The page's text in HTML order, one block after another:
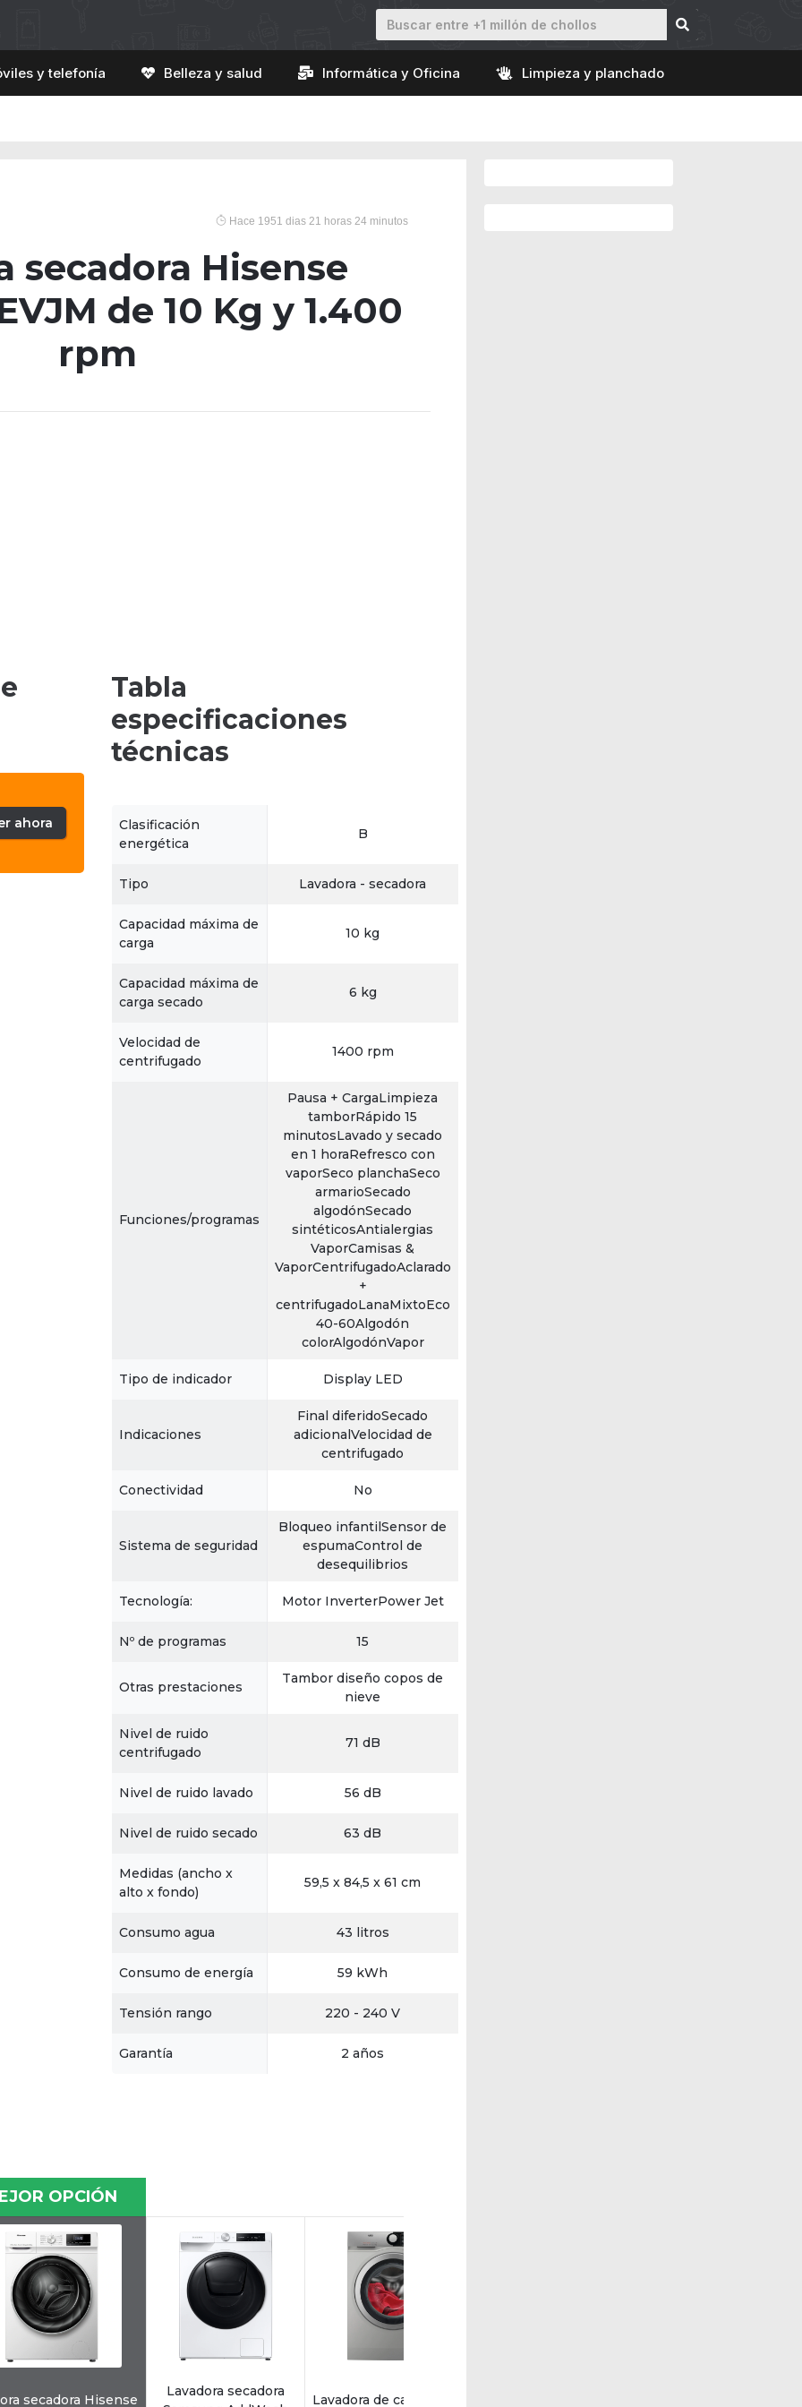
y telefonía Belleza y salud Informática y Oficina Limpieza y planchado
Hace 1951 dias 21 horas 24 minutos
secadora Hisense
de 10 Kg y 1.400
rpm
ahora
Tabla
especificaciones
técnicas
Clasificación
energética
B
Tipo Lavadora - secadora
Capacidad máxima de
carga
10 kg
Capacidad máxima de
carga secado
6 kg
Velocidad de
centrifugado
1400 rpm
Funciones/programas
Pausa + CargaLimpieza
tamborRápido 15
minutosLavado y secado
en 1 horaRefresco con
vaporSeco planchaSeco
armarioSecado
algodónSecado
sintéticosAntialergias
VaporCamisas &
VaporCentrifugadoAclarado
+
centrifugadoLanaMixtoEco
40-60Algodón
colorAlgodónVapor
Tipo de indicador Display LED
Indicaciones
Final diferidoSecado
adicionalVelocidad de
centrifugado
Conectividad No
Sistema de seguridad
Bloqueo infantilSensor de
espumaControl de
desequilibrios
Tecnología: Motor InverterPower Jet
Nº de programas 15
Otras prestaciones
Tambor diseño copos de
nieve
Nivel de ruido
centrifugado
71 dB
Nivel de ruido lavado 56 dB
Nivel de ruido secado 63 dB
Medidas (ancho x
alto x fondo)
59,5 x 84,5 x 61 cm
Consumo agua 43 litros
Consumo de energía 59 kWh
Tensión rango 220 - 240 V
Garantía 2 años
OPCIÓN
secadora Hisense
Lavadora secadora
Lavadora de carga frontal